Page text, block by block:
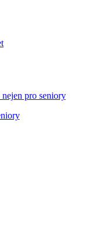
nejen pro seniory